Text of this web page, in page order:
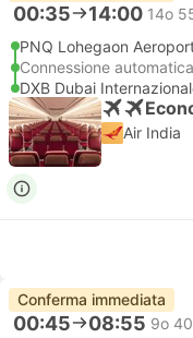
00:35 14:00 14o
PNQ Lohegaon
Connessione
DXB Dubai
Air India
Conferma immediata
00:45 08:55 9o